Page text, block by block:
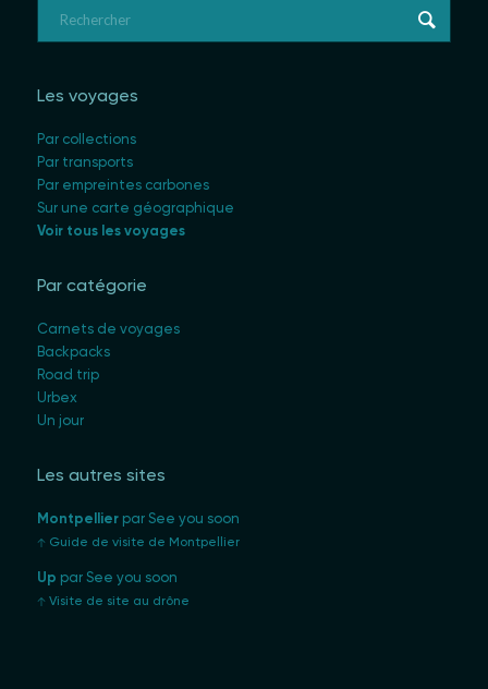
Les voyages
Par collections
Par transports
Par empreintes carbones
Sur une carte géographique
Voir tous les voyages
Par catégorie
Carnets de voyages
Backpacks
Road trip
Urbex
Un jour
Les autres sites
Montpellier par See you soon
Guide de visite de Montpellier
Up par See you soon
Visite de site au drône